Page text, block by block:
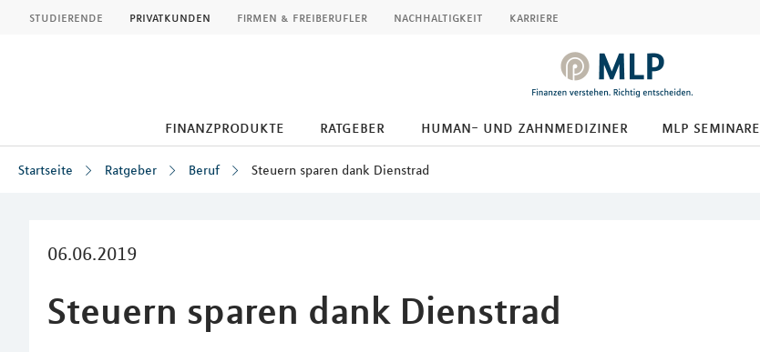
studierende privatkunden firmen & freiberufler nachhaltigkeit karriere
finanzprodukte ratgeber human- und zahnmediziner mlp seminare
Startseite Ratgeber Beruf Steuern sparen dank Dienstrad
06.06.2019
Steuern sparen dank Dienstrad